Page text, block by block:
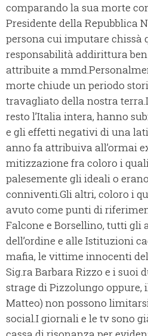
comparando la sua morte
Presidente della Repubblica
persona cui imputare chissà
responsabilità addirittura
attribuite a
morte chiude un periodo
travagliato della nostra
resto l’Italia intera, hanno
e gli effetti negativi di una
anno fa attribuiva all’ormai
mitizzazione fra coloro i
palesemente gli ideali o
conniventi.Gli altri, coloro i
avuto come punti di
Falcone e Borsellino, tutti gli
dell’ordine e alle Istituzioni
mafia, le vittime innocenti
Sig.ra Barbara Rizzo e i suoi
strage di Pizzolungo oppure,
Matteo) non possono
social.I giornali e le tv sono